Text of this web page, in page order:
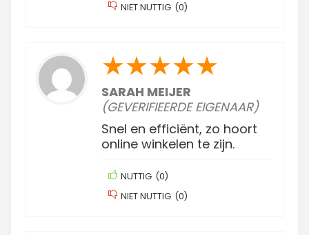
NIET NUTTIG (0)
★★★★★
SARAH MEIJER
(GEVERIFIEERDE EIGENAAR)
Snel en efficiënt, zo hoort
online winkelen te zijn.
NUTTIG (0)
NIET NUTTIG (0)